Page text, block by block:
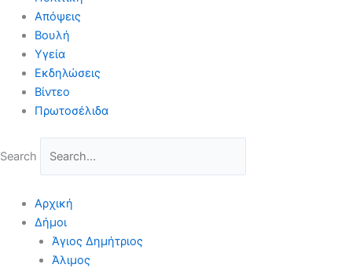
Απόψεις
Βουλή
Υγεία
Εκδηλώσεις
Βίντεο
Πρωτοσέλιδα
Search
Αρχική
Δήμοι
Άγιος Δημήτριος
Άλιμος